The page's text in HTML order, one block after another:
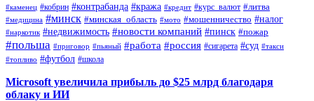
#каменец #кобрин #контрабанда #кража #кредит #курс_валют #литва
#медицина #минск #минская_область #мото #мошенничество #налог
#наркотик #недвижимость #новости компаний #пинск #пожар
#польша #приговор #пьяный #работа #россия #сигарета #суд #такси
#топливо #футбол #школа
Microsoft увеличила прибыль до $25 млрд благодаря
облаку и ИИ